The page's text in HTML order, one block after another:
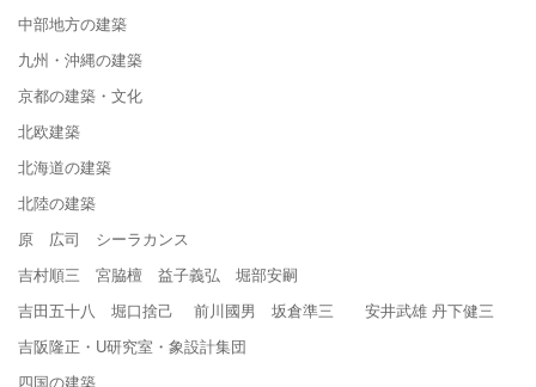
中部地方の建築
九州・沖縄の建築
京都の建築・文化
北欧建築
北海道の建築
北陸の建築
原 広司 シーラカンス
吉村順三 宮脇檀 益子義弘 堀部安嗣
吉田五十八 堀口捨己 前川國男 坂倉準三 安井武雄 丹下健三
吉阪隆正・U研究室・象設計集団
四国の建築